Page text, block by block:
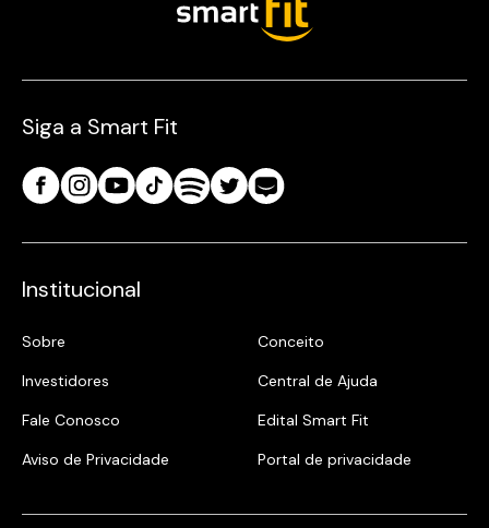
Siga a Smart Fit
Institucional
Sobre
Conceito
Investidores
Central de Ajuda
Fale Conosco
Edital Smart Fit
Aviso de Privacidade
Portal de privacidade